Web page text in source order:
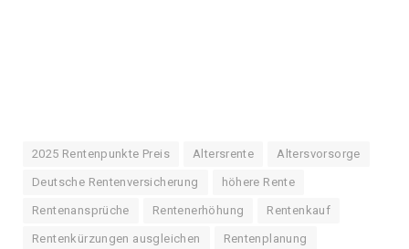
2025 Rentenpunkte Preis Altersrente Altersvorsorge
Deutsche Rentenversicherung höhere Rente
Rentenansprüche Rentenerhöhung Rentenkauf
Rentenkürzungen ausgleichen Rentenplanung